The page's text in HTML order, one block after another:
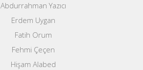
Abdurrahman Yazıcı
Erdem Uygan
Fatih Orum
Fehmi Çeçen
Hişam Alabed